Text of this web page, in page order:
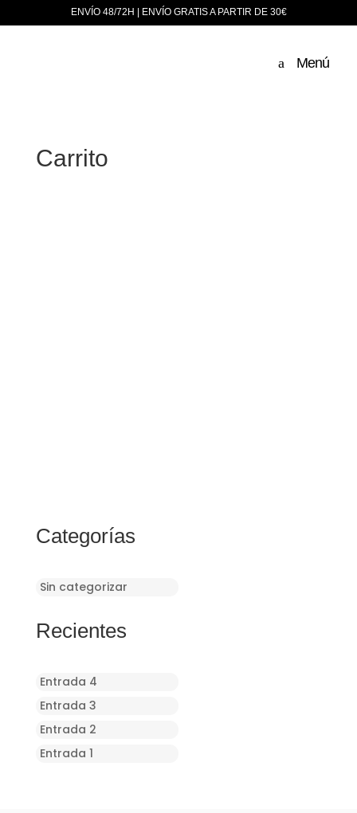
ENVÍO 48/72H | ENVÍO GRATIS A PARTIR DE 30€
Menú
Carrito
Categorías
Sin categorizar
Recientes
Entrada 4
Entrada 3
Entrada 2
Entrada 1